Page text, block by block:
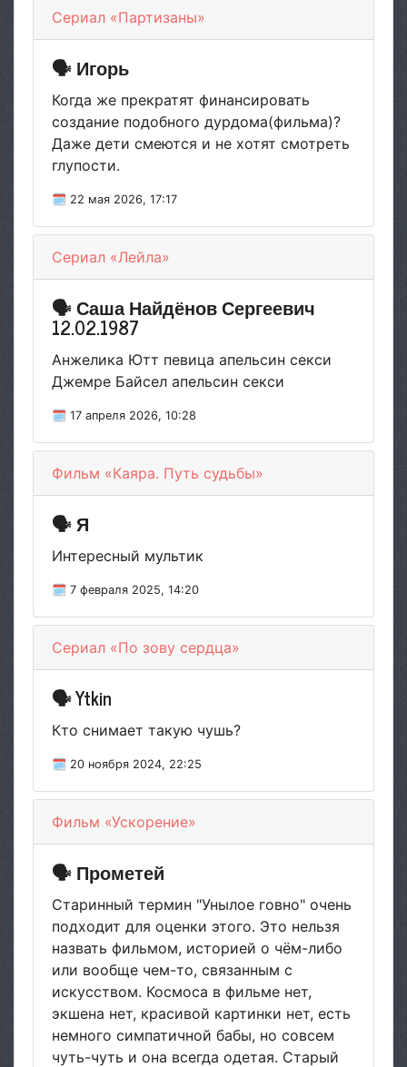
Сериал «Партизаны»
🗣 Игорь
Когда же прекратят финансировать
создание подобного дурдома(фильма)?
Даже дети смеются и не хотят смотреть
глупости.
🗓 22 мая 2026, 17:17
Сериал «Лейла»
🗣 Саша Найдёнов Сергеевич
12.02.1987
Анжелика Ютт певица апельсин секси
Джемре Байсел апельсин секси
🗓 17 апреля 2026, 10:28
Фильм «Каяра. Путь судьбы»
🗣 Я
Интересный мультик
🗓 7 февраля 2025, 14:20
Сериал «По зову сердца»
🗣 Ytkin
Кто снимает такую чушь?
🗓 20 ноября 2024, 22:25
Фильм «Ускорение»
🗣 Прометей
Старинный термин "Унылое говно" очень
подходит для оценки этого. Это нельзя
назвать фильмом, историей о чём-либо
или вообще чем-то, связанным с
искусством. Космоса в фильме нет,
экшена нет, красивой картинки нет, есть
немного симпатичной бабы, но совсем
чуть-чуть и она всегда одетая. Старый